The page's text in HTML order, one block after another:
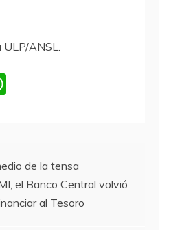
ANSL.
A
p
p
de la tensa
el Banco Central volvió
al Tesoro